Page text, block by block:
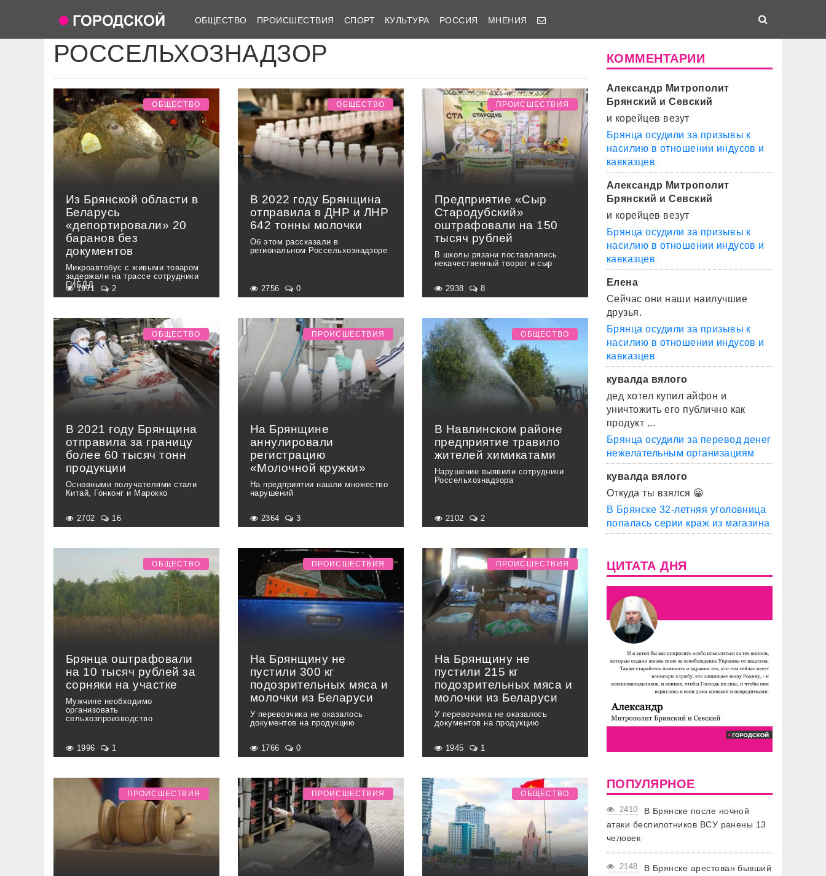
ОБЩЕСТВО ПРОИСШЕСТВИЯ СПОРТ КУЛЬТУРА РОССИЯ МНЕНИЯ
РОССЕЛЬХОЗНАДЗОР
Из Брянской области в
Беларусь
«депортировали» 20
баранов без
документов
Микроавтобус с живыми товаром
задержали на трассе сотрудники
ГИБДД
ОБЩЕСТВО
1971 2
В 2022 году Брянщина
отправила в ДНР и ЛНР
642 тонны молочки
Об этом рассказали в
региональном Россельхознадзоре
ОБЩЕСТВО
2756 0
Предприятие «Сыр
Стародубский»
оштрафовали на 150
тысяч рублей
В школы рязани поставлялись
некачественный творог и сыр
ПРОИСШЕСТВИЯ
2938 8
В 2021 году Брянщина
отправила за границу
более 60 тысяч тонн
продукции
Основными получателями стали
Китай, Гонконг и Марокко
ОБЩЕСТВО
2702 16
На Брянщине
аннулировали
регистрацию
«Молочной кружки»
На предприятии нашли множество
нарушений
ПРОИСШЕСТВИЯ
2364 3
В Навлинском районе
предприятие травило
жителей химикатами
Нарушение выявили сотрудники
Россельхознадзора
ОБЩЕСТВО
2102 2
Брянца оштрафовали
на 10 тысяч рублей за
сорняки на участке
Мужчине необходимо
организовать
сельхозпроизводство
ОБЩЕСТВО
1996 1
На Брянщину не
пустили 300 кг
подозрительных мяса и
молочки из Беларуси
У перевозчика не оказалось
документов на продукцию
ПРОИСШЕСТВИЯ
1766 0
На Брянщину не
пустили 215 кг
подозрительных мяса и
молочки из Беларуси
У перевозчика не оказалось
документов на продукцию
ПРОИСШЕСТВИЯ
1945 1
ПРОИСШЕСТВИЯ ПРОИСШЕСТВИЯ ОБЩЕСТВО
КОММЕНТАРИИ
Александр Митрополит
Брянский и Севский
и корейцев везут
Брянца осудили за призывы к
насилию в отношении индусов и
кавказцев
Александр Митрополит
Брянский и Севский
и корейцев везут
Брянца осудили за призывы к
насилию в отношении индусов и
кавказцев
Елена
Сейчас они наши наилучшие
друзья.
Брянца осудили за призывы к
насилию в отношении индусов и
кавказцев
кувалда вялого
дед хотел купил айфон и
уничтожить его публично как
продукт ...
Брянца осудили за перевод денег
нежелательным организациям
кувалда вялого
Откуда ты взялся 😀
В Брянске 32-летняя уголовница
попалась серии краж из магазина
ЦИТАТА ДНЯ
ПОПУЛЯРНОЕ
2410
В Брянске после ночной
атаки беспилотников ВСУ ранены 13
человек
2148
В Брянске арестован бывший